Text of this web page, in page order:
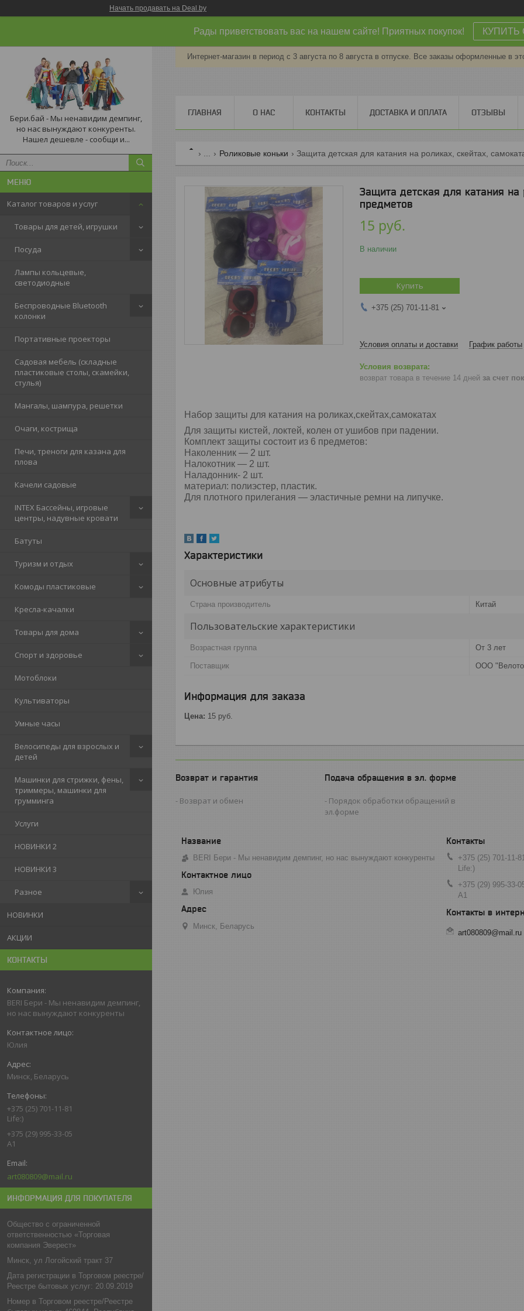
Начать продавать на Deal.by
Рады приветствовать вас на нашем сайте! Приятных покупок! КУПИТЬ
Бери.бай - Мы ненавидим демпинг,
но нас вынуждают конкуренты.
Нашел дешевле - сообщи и...
Каталог товаров и услуг
Товары для детей, игрушки
Посуда
Лампы кольцевые,
светодиодные
Беспроводные Bluetooth
колонки
Портативные проекторы
Садовая мебель (складные
пластиковые столы, скамейки,
стулья)
Мангалы, шампура, решетки
Очаги, кострища
Печи, треноги для казана для
плова
Качели садовые
INTEX Бассейны, игровые
центры, надувные кровати
Батуты
Туризм и отдых
Комоды пластиковые
Кресла-качалки
Товары для дома
Спорт и здоровье
Мотоблоки
Культиваторы
Умные часы
Велосипеды для взрослых и
детей
Машинки для стрижки, фены,
триммеры, машинки для
грумминга
Услуги
НОВИНКИ 2
НОВИНКИ 3
Разное
НОВИНКИ
АКЦИИ
КОНТАКТЫ
BERI Бери - Мы ненавидим демпинг,
но нас вынуждают конкуренты
Юлия
Минск, Беларусь
+375 (25) 701-11-81
Life:)
+375 (29) 995-33-05
A1
art080809@mail.ru
ИНФОРМАЦИЯ ДЛЯ ПОКУПАТЕЛЯ
Общество с ограниченной
ответственностью «Торговая
компания Эверест»
Минск, ул Логойский тракт 37
Дата регистрации в Торговом реестре/
Реестре бытовых услуг: 20.09.2019
Номер в Торговом реестре/Реестре
Интернет-магазин в период с 3 августа по 8 августа в отпуске. Все заказы оформленные в
ГЛАВНАЯ О НАС КОНТАКТЫ ДОСТАВКА И ОПЛАТА ОТЗЫВЫ
Роликовые коньки Защита детская для катания на роликах, скейтах,
Защита детская для катания на
предметов
15 руб.
В наличии
Купить
+375 (25) 701-11-81
Условия оплаты и доставки График работы
возврат товара в течение 14 дней за счет
Набор защиты для катания на роликах,скейтах,самокатах
Для защиты кистей, локтей, колен от ушибов при падении.
Комплект защиты состоит из 6 предметов:
Наколенник ― 2 шт.
Налокотник ― 2 шт.
Наладонник- 2 шт.
материал: полиэстер, пластик.
Для плотного прилегания ― эластичные ремни на липучке.
Характеристики
Основные атрибуты
Страна производитель Китай
Пользовательские характеристики
Возрастная группа От 3 лет
Поставщик ООО
Информация для заказа
Цена: 15 руб.
Возврат и гарантия
Возврат и обмен
Подача обращения в эл. форме
Порядок обработки обращений в
эл.форме
BERI Бери - Мы ненавидим демпинг, но нас вынуждают конкуренты
Юлия
Минск, Беларусь
+375 (25) 701-11-
Life:)
+375 (29) 995-33-
A1
art080809@mail.ru